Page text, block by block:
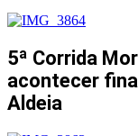
5ª Corrida
acontecer
Aldeia